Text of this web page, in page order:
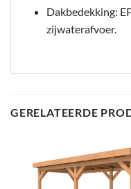
Dakbedekking:
zijwaterafvoer.
GERELATEERDE